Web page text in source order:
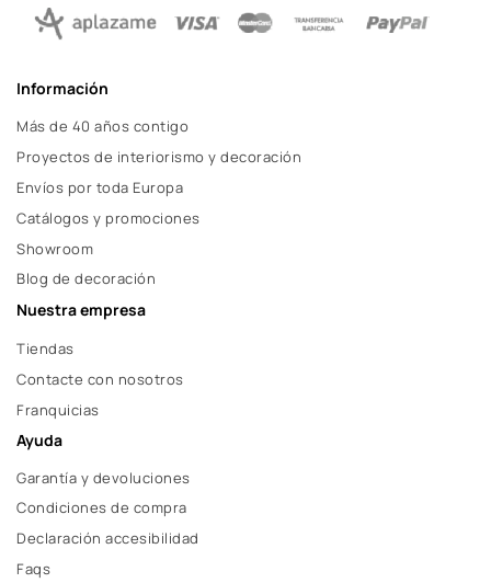
Información
Más de 40 años contigo
Proyectos de interiorismo y decoración
Envíos por toda Europa
Catálogos y promociones
Showroom
Blog de decoración
Nuestra empresa
Tiendas
Contacte con nosotros
Franquicias
Ayuda
Garantía y devoluciones
Condiciones de compra
Declaración accesibilidad
Faqs